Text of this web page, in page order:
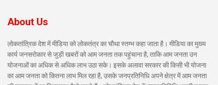
About Us
लोकतांत्रिक देश में मीडिया को लोकतंत्र का चौथा स्तम्भ कहा जाता है। मीडिया का मुख्य
कार्य जनसरोकार से जुड़ी खबरों को आम जनता तक पहुंचाना है, ताकि आम जनता उन
योजनाओं का अधिक से अधिक लाभ उठा सके। इसके अलावा सरकार की किसी भी योजना
का आम जनता को कितना लाभ मिल रहा है, उसके जनप्रतिनिधि अपने क्षेत्र में आम जनता